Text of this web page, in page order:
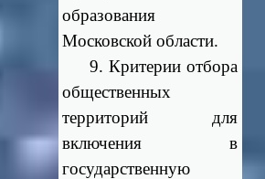
образования
Московской области.
9. Критерии отбора
общественных
территорий для
включения в
государственную